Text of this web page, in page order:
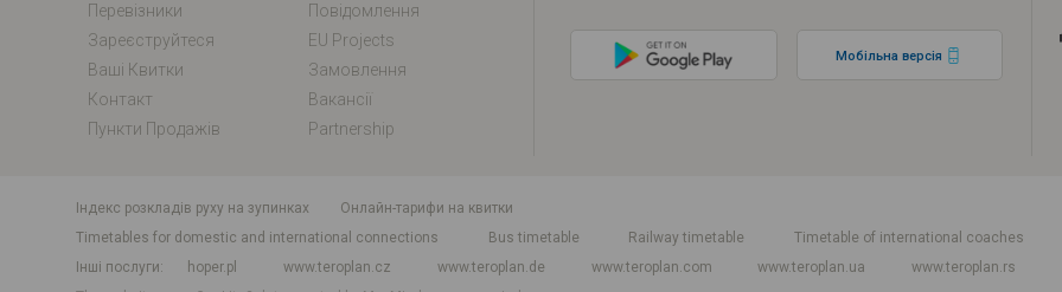
Перевізники
Повідомлення
Зареєструйтеся
EU Projects
Ваші Квитки
Замовлення
Контакт
Вакансії
Пункти Продажів
Partnership
Мобільна версія
індекс розкладів руху на зупинках
Онлайн-тарифи на квитки
Timetables for domestic and international connections
Bus timetable Railway timetable
Timetable of international coaches
Інші послуги
hoper.pl www.teroplan.cz www.teroplan.de www.teroplan.com www.teroplan.ua
www.teroplan.rs